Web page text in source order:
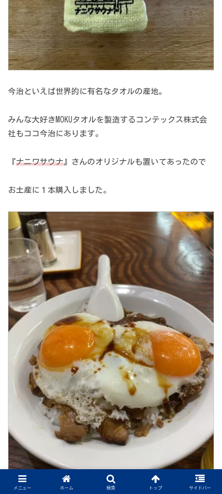
今治といえば世界的に有名なタオルの産地。
みんな大好きMOKUタオルを製造するコンテックス株式会
社もココ今治にあります。
『ナニワサウナ 』さんのオリジナルも置いてあったので
お土産に１本購入しました。
メニュー ホーム 検索 トップ サイドバー